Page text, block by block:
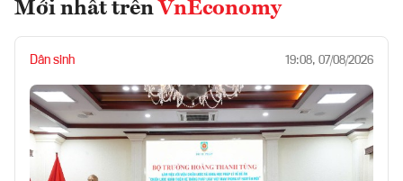
Mới nhất trên VnEconomy
Dân sinh 19:08, 07/08/2026